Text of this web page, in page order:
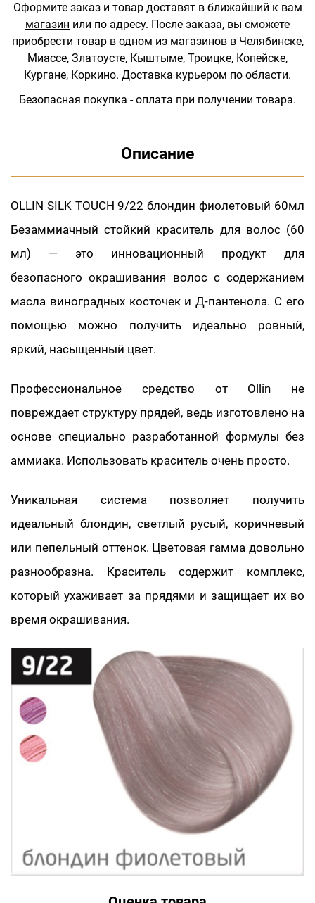
Оформите заказ и товар доставят в ближайший к вам
магазин или по адресу. После заказа, вы сможете
приобрести товар в одном из магазинов в Челябинске,
Миассе, Златоусте, Кыштыме, Троицке, Копейске,
Кургане, Коркино. Доставка курьером по области.
Безопасная покупка - оплата при получении товара.
Описание
OLLIN SILK TOUCH 9/22 блондин фиолетовый 60мл
Безаммиачный стойкий краситель для волос (60
мл) — это инновационный продукт для
безопасного окрашивания волос с содержанием
масла виноградных косточек и Д-пантенола. С его
помощью можно получить идеально ровный,
яркий, насыщенный цвет.
Профессиональное средство от Ollin не
повреждает структуру прядей, ведь изготовлено на
основе специально разработанной формулы без
аммиака. Использовать краситель очень просто.
Уникальная система позволяет получить
идеальный блондин, светлый русый, коричневый
или пепельный оттенок. Цветовая гамма довольно
разнообразна. Краситель содержит комплекс,
который ухаживает за прядями и защищает их во
время окрашивания.